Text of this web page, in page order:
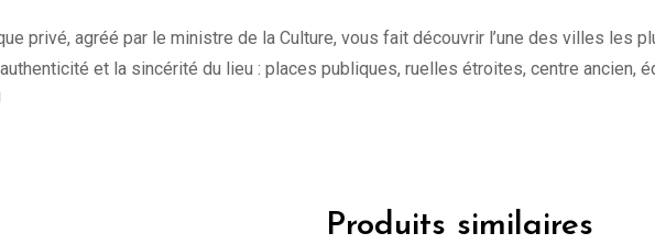
privé, agréé par le ministre de la Culture, vous fait découvrir l’une des villes les
et la sincérité du lieu : places publiques, ruelles étroites, centre ancien,
Produits similaires